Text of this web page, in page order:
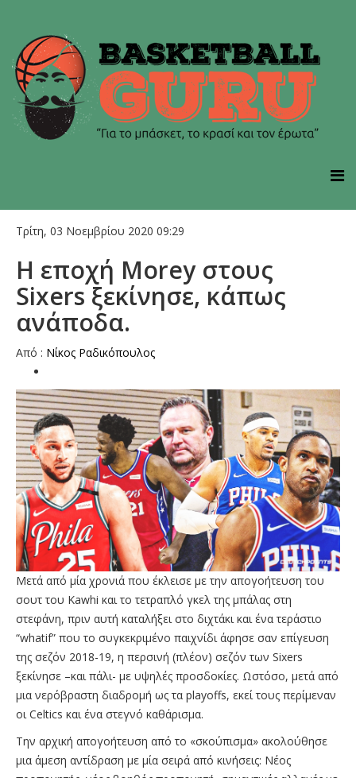
Τρίτη, 03 Νοεμβρίου 2020 09:29
Η εποχή Morey στους
Sixers ξεκίνησε, κάπως
ανάποδα.
Από : Νίκος Ραδικόπουλος
Μετά από μία χρονιά που έκλεισε με την απογοήτευση του
σουτ του Kawhi και το τετραπλό γκελ της μπάλας στη
στεφάνη, πριν αυτή καταλήξει στο διχτάκι και ένα τεράστιο
“whatif” που το συγκεκριμένο παιχνίδι άφησε σαν επίγευση
της σεζόν 2018-19, η περσινή (πλέον) σεζόν των Sixers
ξεκίνησε –και πάλι- με υψηλές προσδοκίες. Ωστόσο, μετά από
μια νερόβραστη διαδρομή ως τα playoffs, εκεί τους περίμεναν
οι Celtics και ένα στεγνό καθάρισμα.
Την αρχική απογοήτευση από το «σκούπισμα» ακολούθησε
μια άμεση αντίδραση με μία σειρά από κινήσεις: Νέος